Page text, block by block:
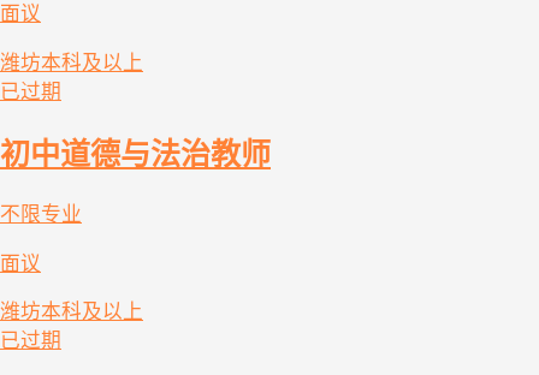
面议
潍坊本科及以上
已过期
初中道德与法治教师
不限专业
面议
潍坊本科及以上
已过期